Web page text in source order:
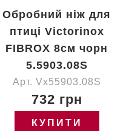
Обробний ніж для
птиці Victorinox
FIBROX 8см чорн
5.5903.08S
Арт. Vx55903.08S
732 грн
КУПИТИ